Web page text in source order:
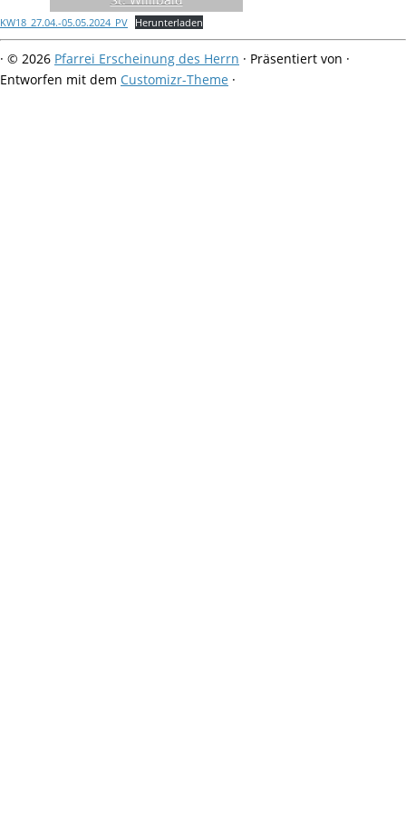
KW18_27.04.-05.05.2024_PV Herunterladen
· © 2026 Pfarrei Erscheinung des Herrn · Präsentiert von ·
Entworfen mit dem Customizr-Theme ·